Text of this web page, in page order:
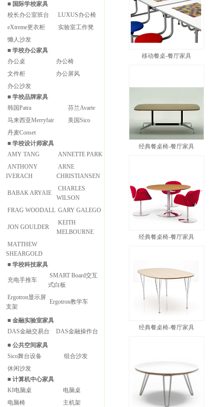
■ 国际学校家具
校长办公室班台
LUXUS办公椅
eXtreme更衣柜
实验室工作凳
懒人沙发
■ 学校办公家具
办公桌
办公椅
文件柜
办公屏风
办公沙发
■ 学校品牌家具
韩国Patra
芬兰Avarte
马来西亚Merryfair
美国Sico
丹麦Conset
■ 学校设计师家具
AMY TANG
ANNETTE PARK
ANTHONY
IVERACH
ARNE
CHRISTIANSEN
BABAK ARYAIE
CHARLES
WILSON
FRAG WOODALL GARY GALEGO
JON GOULDER
KEITH
MELBOURNE
MATTHEW
SHEARGOLD
■ 学校科技家具
充电手推车
SMART Board交互
式白板
Ergotron显示屏
支架
Ergotron教学车
■ 金融实验室家具
DAS金融交易台
DAS金融操作台
■ 公共空间家具
Sico舞台设备
组合沙发
休闲沙发
■ 计算机中心家具
KI电脑桌
电脑桌
电脑椅
主机架
移动餐桌-餐厅家具
经典餐桌椅-餐厅家具
经典餐桌椅-餐厅家具
经典餐桌椅-餐厅家具